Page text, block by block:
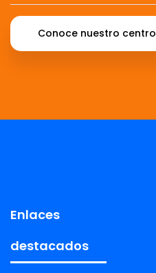
Conoce nuestro
Enlaces
destacados